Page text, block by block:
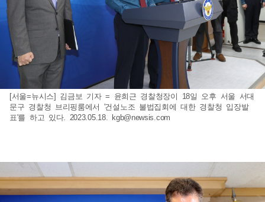
[서울=뉴시스] 김금보 기자 = 윤희근 경찰청장이 18일 오후 서울 서대
문구 경찰청 브리핑룸에서 '건설노조 불법집회에 대한 경찰청 입장발
표'를 하고 있다. 2023.05.18. kgb@newsis.com